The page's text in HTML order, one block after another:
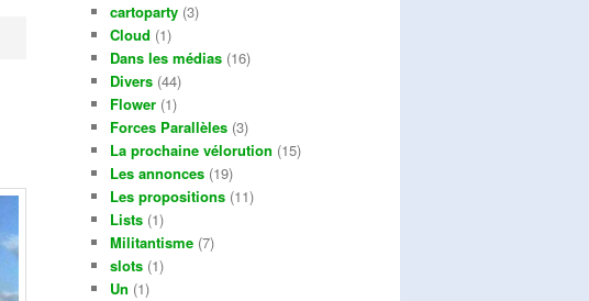
cartoparty (3)
Cloud (1)
Dans les médias (16)
Divers (44)
Flower (1)
Forces Parallèles (3)
La prochaine vélorution (15)
Les annonces (19)
Les propositions (11)
Lists (1)
Militantisme (7)
slots (1)
Un (1)